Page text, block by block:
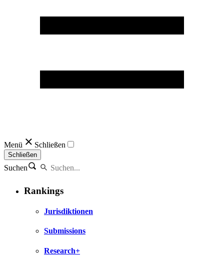
Menü Schließen
Schließen
Suchen
Rankings
Jurisdiktionen
Submissions
Research+